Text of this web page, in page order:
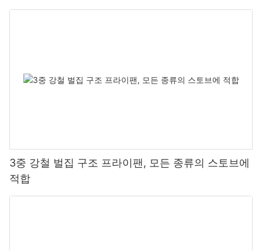
3중 강철 벌집 구조 프라이팬, 모든 종류의 스토브에
적합